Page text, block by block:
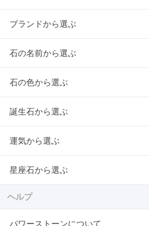
ブランドから選ぶ
石の名前から選ぶ
石の色から選ぶ
誕生石から選ぶ
運気から選ぶ
星座石から選ぶ
ヘルプ
パワーストーンについて